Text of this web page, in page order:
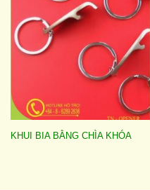
KHUI BIA BẰNG CHÌA KHÓA